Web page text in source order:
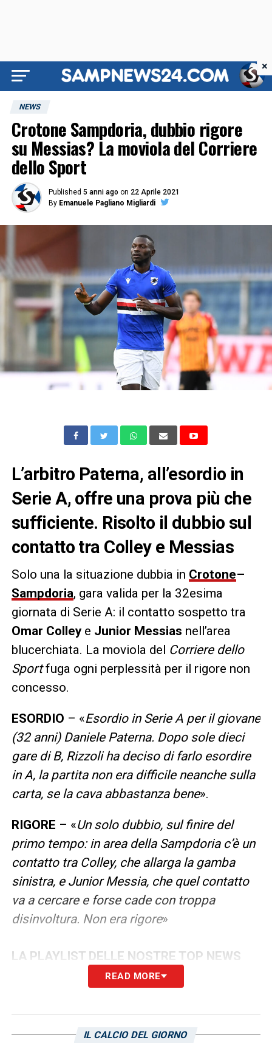
NEWS
Crotone Sampdoria, dubbio rigore
su Messias? La moviola del Corriere
dello Sport
Published 5 anni ago on 22 Aprile 2021
By Emanuele Pagliano Migliardi
L’arbitro Paterna, all’esordio in
Serie A, offre una prova più che
sufficiente. Risolto il dubbio sul
contatto tra Colley e Messias
Solo una la situazione dubbia in Crotone–
Sampdoria, gara valida per la 32esima
giornata di Serie A: il contatto sospetto tra
Omar Colleye Junior Messias nell’area
blucerchiata. La moviola del Corriere dello
Sportfuga ogni perplessità per il rigore non
concesso.
ESORDIO – «Esordio in Serie A per il giovane
(32 anni) Daniele Paterna. Dopo sole dieci
gare di B, Rizzoli ha deciso di farlo esordire
in A, la partita non era difficile neanche sulla
carta, se la cava abbastanza bene».
RIGORE – «Un solo dubbio, sul finire del
primo tempo: in area della Sampdoria c’è un
contatto tra Colley, che allarga la gamba
sinistra, e Junior Messia, che quel contatto
va a cercare e forse cade con troppa
disinvoltura. Non era rigore»
LA PLAYLIST DELLE NOSTRE TOP NEWS
READ MORE
IL CALCIO DEL GIORNO
×